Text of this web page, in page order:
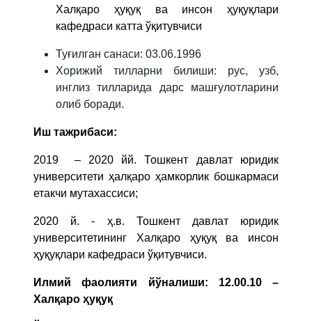
Халқаро ҳуқуқ ва инсон ҳуқуқлари
кафедраси катта ўқитувчиси
Туғилган санаси: 03.06.1996
Хорижий тилларни билиши: рус, узб,
инглиз тилларида дарс машғулотларини
олиб боради.
Иш тажрибаси:
2019 – 2020 йй. Тошкент давлат юридик
университети ҳалқаро ҳамкорлик бошкармаси
етакчи мутахассиси;
2020 й. - ҳ.в. Тошкент давлат юридик
университетининг Халқаро ҳуқуқ ва инсон
ҳуқуқлари кафедраси ўқитувчиси.
Илмий фаолияти йўналиши: 12.00.10 –
Халқаро ҳуқуқ